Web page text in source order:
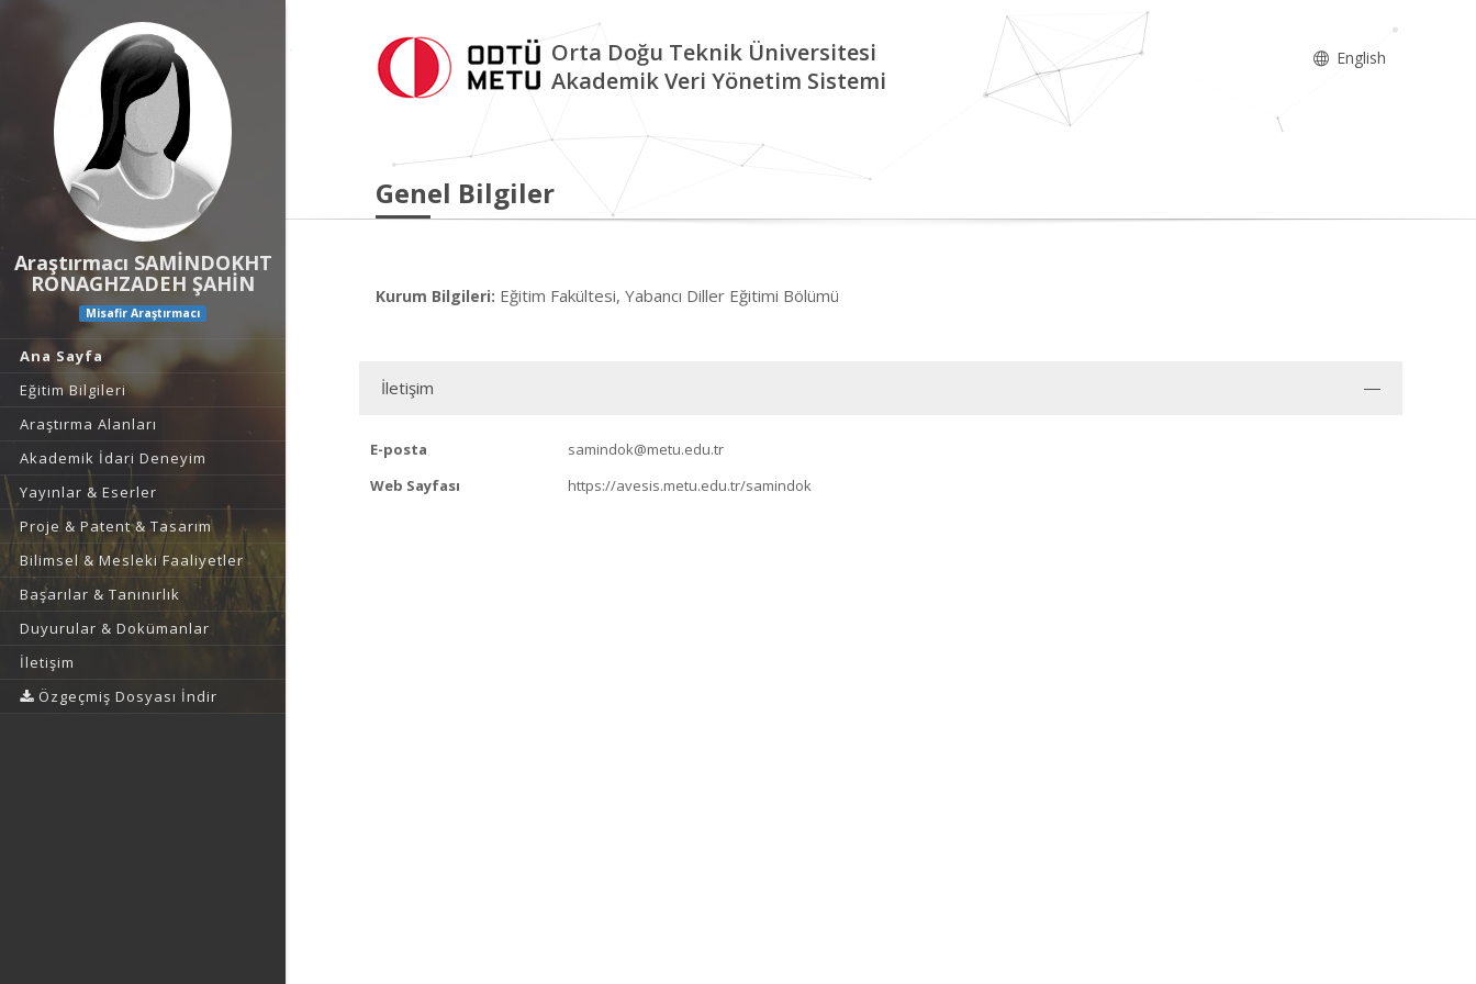
Araştırmacı SAMİNDOKHT
RONAGHZADEH ŞAHİN
Misafir Araştırmacı
Ana Sayfa
Eğitim Bilgileri
Araştırma Alanları
Akademik İdari Deneyim
Yayınlar & Eserler
Proje & Patent & Tasarım
Bilimsel & Mesleki Faaliyetler
Başarılar & Tanınırlık
Duyurular & Dokümanlar
İletişim
Özgeçmiş Dosyası İndir
Orta Doğu Teknik Üniversitesi
Akademik Veri Yönetim Sistemi
English
Genel Bilgiler
Kurum Bilgileri: Eğitim Fakültesi, Yabancı Diller Eğitimi Bölümü
İletişim
E-posta
samindok@metu.edu.tr
Web Sayfası
https://avesis.metu.edu.tr/samindok